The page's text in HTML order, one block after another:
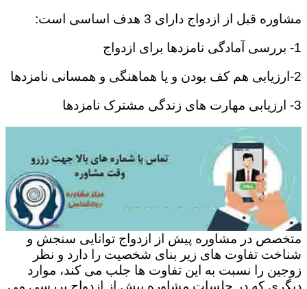
مشاوره قبل از ازدواج دارای 3 هدف اساسی است:
1- بررسی آمادگی نامزدها برای ازدواج
2-ارزیابی هم کف بودن و یا هماهنگی و همسانی نامزدها
3- ارزیابی مهارت های زندگی مشترک نامزدها
متخصص در مشاوره پیش از ازدواج توانایی سنجش و
شناخت تفاوت های زیر بنای شخصیت را دارد و نظر
زوجین را نسبت به این تفاوت ها جلب می کند، موارد
دیگری که در جلسات مشاوره پیش از ازدواج بررسی می